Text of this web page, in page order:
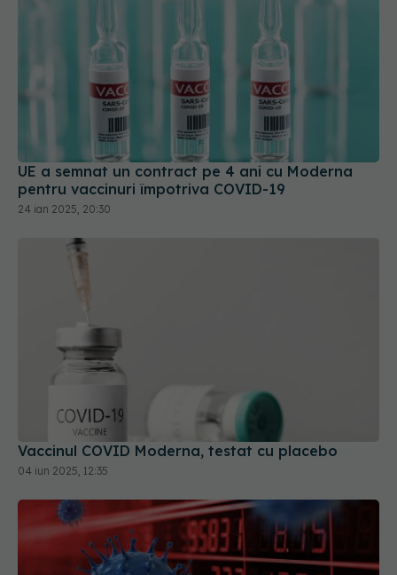
UE a semnat un contract pe 4 ani cu Moderna
pentru vaccinuri împotriva COVID-19
24 ian 2025, 20:30
Vaccinul COVID Moderna, testat cu placebo